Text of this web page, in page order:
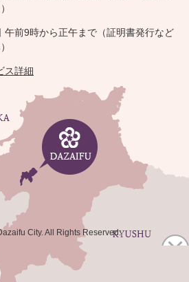
午前9時から正午まで（証明書発行など
ス詳細
City. All Rights Reserved.